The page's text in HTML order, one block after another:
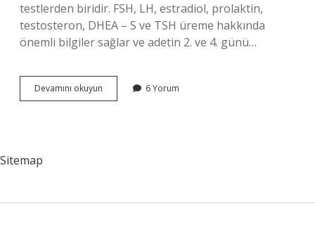
testlerden biridir. FSH, LH, estradiol, prolaktin,
testosteron, DHEA – S ve TSH üreme hakkında
önemli bilgiler sağlar ve adetin 2. ve 4. günü…
Devamını okuyun
3
6 Yorum
Sitemap